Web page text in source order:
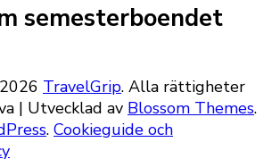
semesterboendet
TravelGrip. Alla rättigheter
| Utvecklad av Blossom Themes.
. Cookieguide och